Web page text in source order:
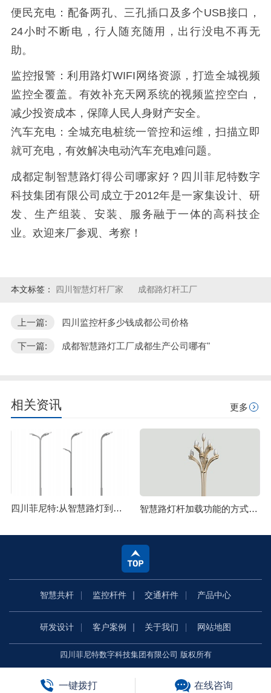
便民充电：配备两孔、三孔插口及多个USB接口，
24小时不断电，行人随充随用，出行没电不再无
助。
监控报警：利用路灯WIFI网络资源，打造全城视频
监控全覆盖。有效补充天网系统的视频监控空白，
减少投资成本，保障人民人身财产安全。
汽车充电：全城充电桩统一管控和运维，扫描立即
就可充电，有效解决电动汽车充电难问题。
成都定制智慧路灯得公司哪家好？四川菲尼特数字
科技集团有限公司成立于2012年是一家集设计、研
发、生产组装、安装、服务融于一体的高科技企
业。欢迎来厂参观、考察！
本文标签： 四川智慧灯杆厂家 成都路灯杆工厂
上一篇: 四川监控杆多少钱成都公司价格
下一篇: 成都智慧路灯工厂成都生产公司哪有"
相关资讯 更多
四川菲尼特:从智慧路灯到数字孪生再到元宇宙 智慧路灯杆加载功能的方式主要有哪些
智慧共杆 监控杆件 交通杆件 产品中心
研发设计 客户案例 关于我们 网站地图
四川菲尼特数字科技集团有限公司 版权所有
一键拨打 在线咨询